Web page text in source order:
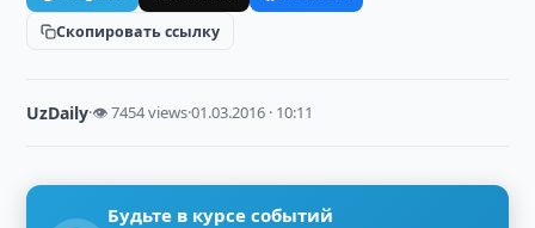
Скопировать ссылку
UzDaily·👁 7454 views·01.03.2016 · 10:11
Будьте в курсе событий